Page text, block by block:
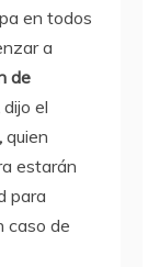
en todos
a
de
dijo el
quien
estarán
para
caso de